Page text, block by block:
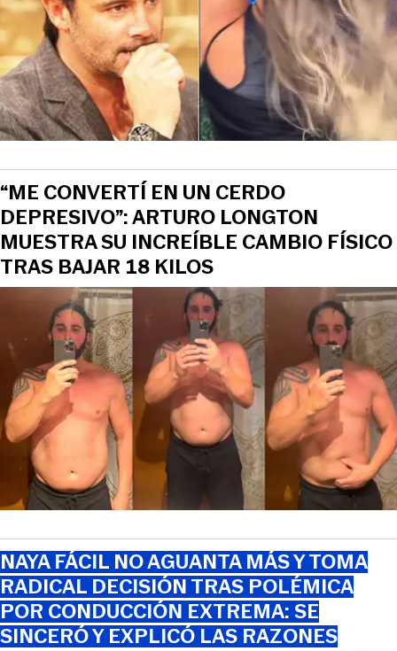
“ME CONVERTÍ EN UN CERDO
DEPRESIVO”: ARTURO LONGTON
MUESTRA SU INCREÍBLE CAMBIO FÍSICO
TRAS BAJAR 18 KILOS
NAYA FÁCIL NO AGUANTA MÁS Y TOMA
RADICAL DECISIÓN TRAS POLÉMICA
POR CONDUCCIÓN EXTREMA: SE
SINCERÓ Y EXPLICÓ LAS RAZONES